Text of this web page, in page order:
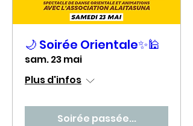
🌙 Soirée Orientale✨🕌
sam. 23 mai
Plus d'infos
Soirée passée...